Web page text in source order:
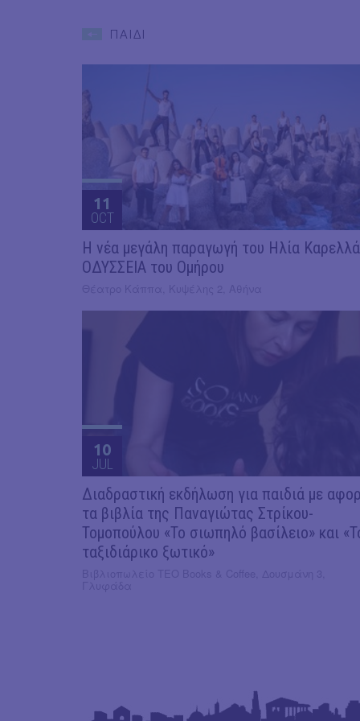
ΠΑΙΔΙ
11
OCT
Η νέα μεγάλη παραγωγή του Ηλία
ΟΔΥΣΣΕΙΑ του Ομήρου
10
JUL
Διαδραστική εκδήλωση για παιδιά με
τα βιβλία της Παναγιώτας Στρίκου-
Τομοπούλου «Το σιωπηλό βασίλειο» και
ταξιδιάρικο ξωτικό»